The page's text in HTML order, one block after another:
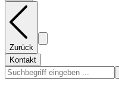
Zurück
Kontakt